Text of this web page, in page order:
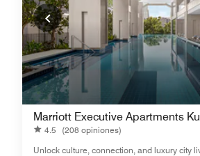
Marriott Executive Apartments
4.5
(208 opiniones)
Unlock culture, connection, and luxury city